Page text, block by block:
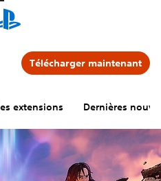
extensions Dernières
Télécharger maintenant